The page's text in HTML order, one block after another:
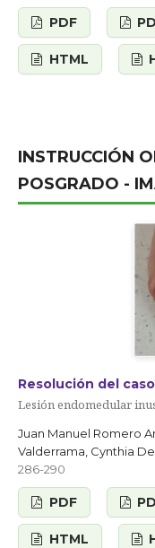
PDF
HTML
INSTRUCCIÓN
POSGRADO -
Resolución del caso
Lesión endomedular
Juan Manuel Romero
Valderrama, Cynthia
286-290
PDF
HTML